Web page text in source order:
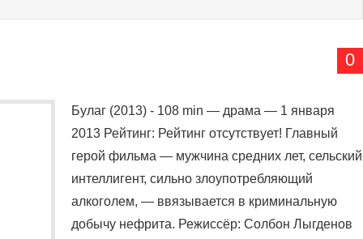
0
Булаг (2013) - 108 min — драма — 1 января
2013 Рейтинг: Рейтинг отсутствует! Главный
герой фильма — мужчина средних лет, сельский
интеллигент, сильно злоупотребляющий
алкоголем, — ввязывается в криминальную
добычу нефрита. Режиссёр: Солбон Лыгденов